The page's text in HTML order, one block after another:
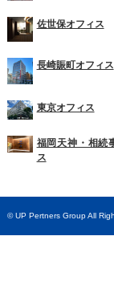
佐世保オフィス
長崎賑町オフィス
東京オフィス
福岡天神・相続
ス
© UP Pertners Group All